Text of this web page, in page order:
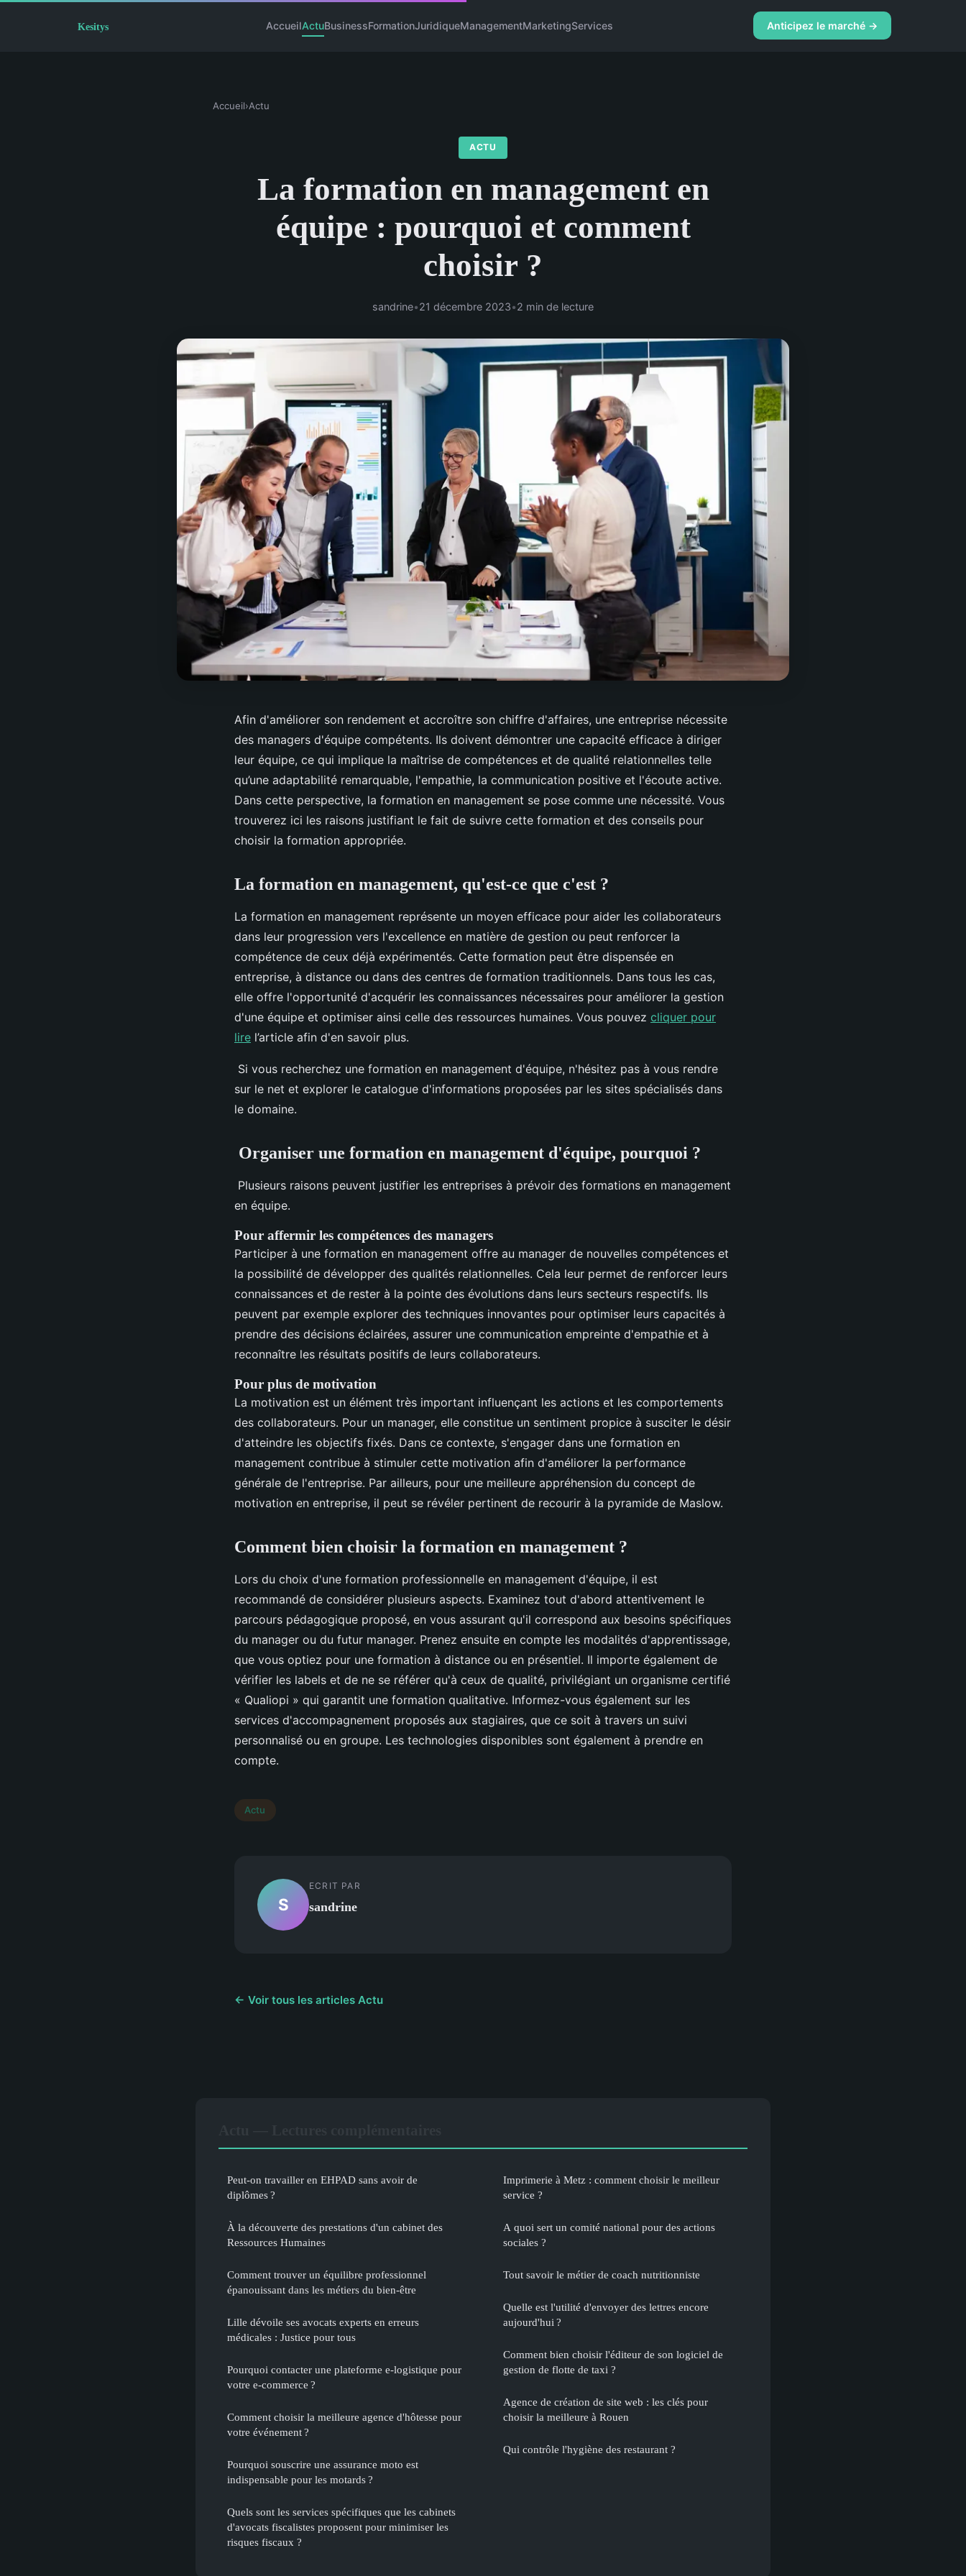
AccueilActuBusinessFormationJuridiqueManagementMarketingServices Anticipez le marché →
Accueil›Actu
ACTU
La formation en management en
équipe : pourquoi et comment
choisir ?
sandrine•21 décembre 2023•2 min de lecture
Afin d'améliorer son rendement et accroître son chiffre d'affaires, une entreprise nécessite
des managers d'équipe compétents. Ils doivent démontrer une capacité efficace à diriger
leur équipe, ce qui implique la maîtrise de compétences et de qualité relationnelles telle
qu’une adaptabilité remarquable, l'empathie, la communication positive et l'écoute active.
Dans cette perspective, la formation en management se pose comme une nécessité. Vous
trouverez ici les raisons justifiant le fait de suivre cette formation et des conseils pour
choisir la formation appropriée.
La formation en management, qu'est-ce que c'est ?
La formation en management représente un moyen efficace pour aider les collaborateurs
dans leur progression vers l'excellence en matière de gestion ou peut renforcer la
compétence de ceux déjà expérimentés. Cette formation peut être dispensée en
entreprise, à distance ou dans des centres de formation traditionnels. Dans tous les cas,
elle offre l'opportunité d'acquérir les connaissances nécessaires pour améliorer la gestion
d'une équipe et optimiser ainsi celle des ressources humaines. Vous pouvez cliquer pour
lire l’article afin d'en savoir plus.
Si vous recherchez une formation en management d'équipe, n'hésitez pas à vous rendre
sur le net et explorer le catalogue d'informations proposées par les sites spécialisés dans
le domaine.
Organiser une formation en management d'équipe, pourquoi ?
Plusieurs raisons peuvent justifier les entreprises à prévoir des formations en management
en équipe.
Pour affermir les compétences des managers
Participer à une formation en management offre au manager de nouvelles compétences et
la possibilité de développer des qualités relationnelles. Cela leur permet de renforcer leurs
connaissances et de rester à la pointe des évolutions dans leurs secteurs respectifs. Ils
peuvent par exemple explorer des techniques innovantes pour optimiser leurs capacités à
prendre des décisions éclairées, assurer une communication empreinte d'empathie et à
reconnaître les résultats positifs de leurs collaborateurs.
Pour plus de motivation
La motivation est un élément très important influençant les actions et les comportements
des collaborateurs. Pour un manager, elle constitue un sentiment propice à susciter le désir
d'atteindre les objectifs fixés. Dans ce contexte, s'engager dans une formation en
management contribue à stimuler cette motivation afin d'améliorer la performance
générale de l'entreprise. Par ailleurs, pour une meilleure appréhension du concept de
motivation en entreprise, il peut se révéler pertinent de recourir à la pyramide de Maslow.
Comment bien choisir la formation en management ?
Lors du choix d'une formation professionnelle en management d'équipe, il est
recommandé de considérer plusieurs aspects. Examinez tout d'abord attentivement le
parcours pédagogique proposé, en vous assurant qu'il correspond aux besoins spécifiques
du manager ou du futur manager. Prenez ensuite en compte les modalités d'apprentissage,
que vous optiez pour une formation à distance ou en présentiel. Il importe également de
vérifier les labels et de ne se référer qu'à ceux de qualité, privilégiant un organisme certifié
« Qualiopi » qui garantit une formation qualitative. Informez-vous également sur les
services d'accompagnement proposés aux stagiaires, que ce soit à travers un suivi
personnalisé ou en groupe. Les technologies disponibles sont également à prendre en
compte.
Actu
S
ECRIT PAR
sandrine
← Voir tous les articles Actu
Peut-on travailler en EHPAD sans avoir de
diplômes ?
À la découverte des prestations d'un cabinet des
Ressources Humaines
Comment trouver un équilibre professionnel
épanouissant dans les métiers du bien-être
Lille dévoile ses avocats experts en erreurs
médicales : Justice pour tous
Pourquoi contacter une plateforme e-logistique pour
votre e-commerce ?
Comment choisir la meilleure agence d'hôtesse pour
votre événement ?
Pourquoi souscrire une assurance moto est
indispensable pour les motards ?
Quels sont les services spécifiques que les cabinets
d'avocats fiscalistes proposent pour minimiser les
risques fiscaux ?
Imprimerie à Metz : comment choisir le meilleur
service ?
A quoi sert un comité national pour des actions
sociales ?
Tout savoir le métier de coach nutritionniste
Quelle est l'utilité d'envoyer des lettres encore
aujourd'hui ?
Comment bien choisir l'éditeur de son logiciel de
gestion de flotte de taxi ?
Agence de création de site web : les clés pour
choisir la meilleure à Rouen
Qui contrôle l'hygiène des restaurant ?